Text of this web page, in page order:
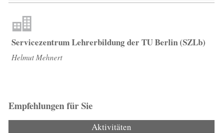
Servicezentrum Lehrerbildung der TU Berlin (SZLb)
Helmut Mehnert
Empfehlungen für Sie
Aktivitäten